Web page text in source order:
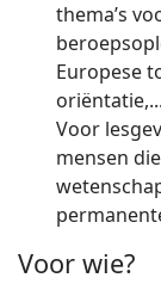
thema’s
Europese
oriëntatie,...
Voor
mensen
Voor wie?